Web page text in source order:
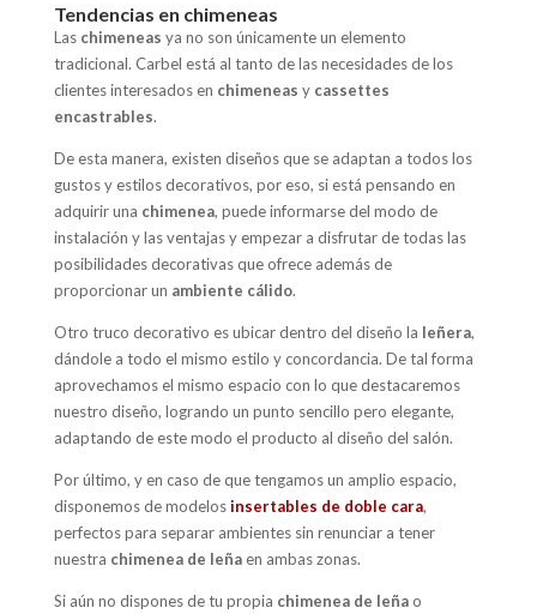
Tendencias en chimeneas
Las chimeneas ya no son únicamente un elemento
tradicional. Carbel está al tanto de las necesidades de los
clientes interesados en chimeneas y cassettes
encastrables.
De esta manera, existen diseños que se adaptan a todos los
gustos y estilos decorativos, por eso, si está pensando en
adquirir una chimenea, puede informarse del modo de
instalación y las ventajas y empezar a disfrutar de todas las
posibilidades decorativas que ofrece además de
proporcionar un ambiente cálido.
Otro truco decorativo es ubicar dentro del diseño la leñera,
dándole a todo el mismo estilo y concordancia. De tal forma
aprovechamos el mismo espacio con lo que destacaremos
nuestro diseño, logrando un punto sencillo pero elegante,
adaptando de este modo el producto al diseño del salón.
Por último, y en caso de que tengamos un amplio espacio,
disponemos de modelosinsertables de doble cara,
perfectos para separar ambientes sin renunciar a tener
nuestra chimenea de leñaen ambas zonas.
Si aún no dispones de tu propia chimenea de leñao